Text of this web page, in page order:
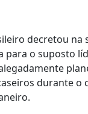
decretou na
para o suposto
durante o